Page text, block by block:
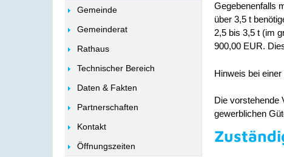
Gemeinde
Gemeinderat
Rathaus
Technischer Bereich
Daten & Fakten
Partnerschaften
Kontakt
Öffnungszeiten
Gegebenenfalls
über 3,5 t
2,5 bis 3,5 t (im
900,00 EUR.
Hinweis bei
Die vorstehende
gewerblichen